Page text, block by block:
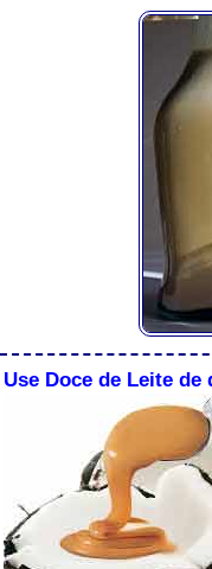
Use Doce de Leite de